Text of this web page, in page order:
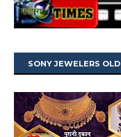
SONY JEWELERS OLD